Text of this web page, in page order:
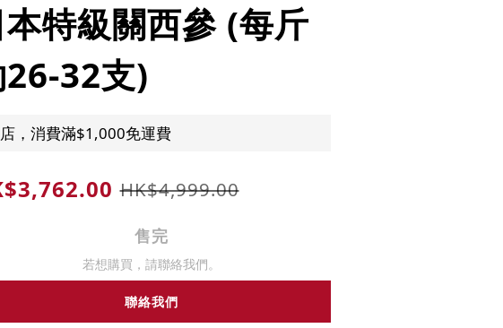
本特級關西參 (每斤
32支)
，消費滿$1,000免運費
HK$4,999.00
售完
若想購買，請聯絡我們。
聯絡我們